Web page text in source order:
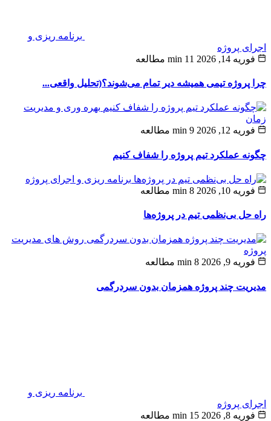
برنامه ریزی و
پروژه
14, 2026
11 min مطالعه
پروژه‌ تیمی همیشه دیر تمام می‌شوند؟(تحلیل واقعی...
بهره وری و مدیریت
12, 2026
9 min مطالعه
عملکرد تیم پروژه را شفاف کنیم
برنامه ریزی و اجرای پروژه
10, 2026
8 min مطالعه
حل بی‌نظمی تیم در پروژه‌ها
روش های مدیریت
9, 2026
8 min مطالعه
چند پروژه همزمان بدون سردرگمی
برنامه ریزی و
پروژه
8, 2026
15 min مطالعه